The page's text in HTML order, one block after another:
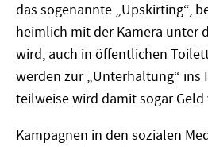
das sogenannte „Upskirting“,
heimlich mit der Kamera unter
wird, auch in öffentlichen
werden zur „Unterhaltung“
teilweise wird damit sogar
Kampagnen in den sozialen